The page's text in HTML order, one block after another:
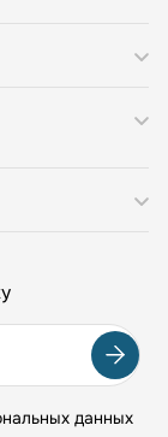
данных